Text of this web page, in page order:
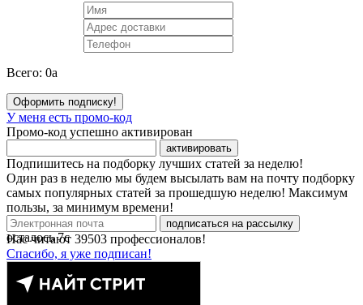
Всего: 0a
Оформить подписку!
У меня есть промо-код
Промо-код успешно активирован
активировать
Подпишитесь на подборку лучших статей за неделю!
Один раз в неделю мы будем высылать вам на почту подборку
самых популярных статей за прошедшую неделю! Максимум
пользы, за минимум времени!
подписаться на рассылку
Нас читают 39503 профессионалов!
Спасибо, я уже подписан!
осталось7с